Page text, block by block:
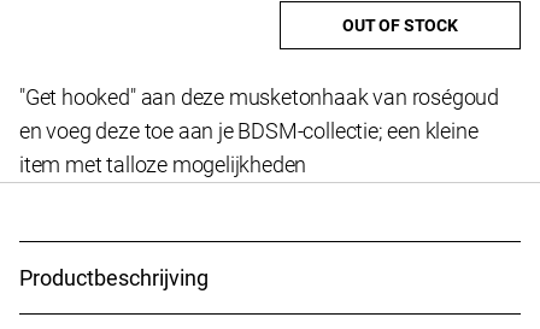
"Get hooked" aan deze musketonhaak van roségoud
en voeg deze toe aan je BDSM-collectie; een kleine
item met talloze mogelijkheden
OUT OF STOCK